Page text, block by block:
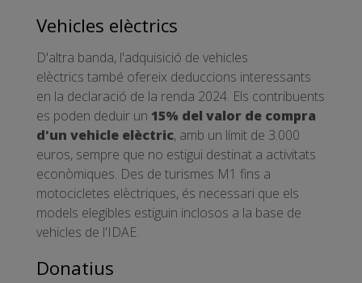
Vehicles elèctrics
D'altra banda, l'adquisició de vehicles
elèctrics també ofereix deduccions interessants
en la declaració de la renda 2024. Els contribuents
es poden deduir un 15% del valor de compra
d'un vehicle elèctric, amb un límit de 3.000
euros, sempre que no estigui destinat a activitats
econòmiques. Des de turismes M1 fins a
motocicletes elèctriques, és necessari que els
models elegibles estiguin inclosos a la base de
vehicles de l'IDAE.
Donatius